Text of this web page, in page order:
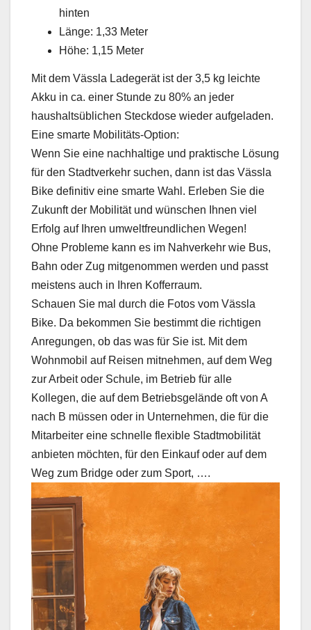
hinten
Länge: 1,33 Meter
Höhe: 1,15 Meter
Mit dem Vässla Ladegerät ist der 3,5 kg leichte
Akku in ca. einer Stunde zu 80% an jeder
haushaltsüblichen Steckdose wieder aufgeladen.
Eine smarte Mobilitäts-Option:
Wenn Sie eine nachhaltige und praktische Lösung
für den Stadtverkehr suchen, dann ist das Vässla
Bike definitiv eine smarte Wahl. Erleben Sie die
Zukunft der Mobilität und wünschen Ihnen viel
Erfolg auf Ihren umweltfreundlichen Wegen!
Ohne Probleme kann es im Nahverkehr wie Bus,
Bahn oder Zug mitgenommen werden und passt
meistens auch in Ihren Kofferraum.
Schauen Sie mal durch die Fotos vom Vässla
Bike. Da bekommen Sie bestimmt die richtigen
Anregungen, ob das was für Sie ist. Mit dem
Wohnmobil auf Reisen mitnehmen, auf dem Weg
zur Arbeit oder Schule, im Betrieb für alle
Kollegen, die auf dem Betriebsgelände oft von A
nach B müssen oder in Unternehmen, die für die
Mitarbeiter eine schnelle flexible Stadtmobilität
anbieten möchten, für den Einkauf oder auf dem
Weg zum Bridge oder zum Sport, ….